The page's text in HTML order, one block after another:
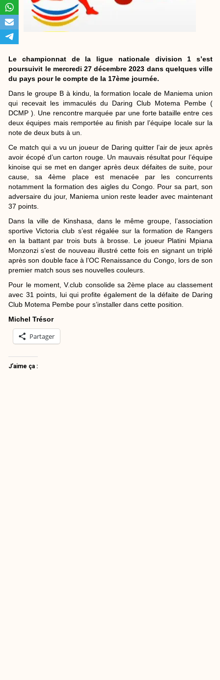
Le championnat de la ligue nationale division 1 s’est
poursuivit le mercredi 27 décembre 2023 dans quelques ville
du pays pour le compte de la 17ème journée.
Dans le groupe B à kindu, la formation locale de Maniema union
qui recevait les immaculés du Daring Club Motema Pembe (
DCMP ). Une rencontre marquée par une forte bataille entre ces
deux équipes mais remportée au finish par l’équipe locale sur la
note de deux buts à un.
Ce match qui a vu un joueur de Daring quitter l’air de jeux après
avoir écopé d’un carton rouge. Un mauvais résultat pour l’équipe
kinoise qui se met en danger après deux défaites de suite, pour
cause, sa 4ème place est menacée par les concurrents
notamment la formation des aigles du Congo. Pour sa part, son
adversaire du jour, Maniema union reste leader avec maintenant
37 points.
Dans la ville de Kinshasa, dans le même groupe, l’association
sportive Victoria club s’est régalée sur la formation de Rangers
en la battant par trois buts à brosse. Le joueur Platini Mpiana
Monzonzi s’est de nouveau illustré cette fois en signant un triplé
après son double face à l’OC Renaissance du Congo, lors de son
premier match sous ses nouvelles couleurs.
Pour le moment, V.club consolide sa 2ème place au classement
avec 31 points, lui qui profite également de la défaite de Daring
Club Motema Pembe pour s’installer dans cette position.
Michel Trésor
Partager
J’aime ça :